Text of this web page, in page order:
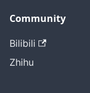
Community
Bilibili
Zhihu